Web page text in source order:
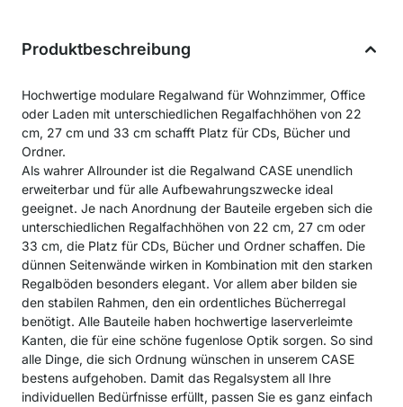
Produktbeschreibung
Hochwertige modulare Regalwand für Wohnzimmer, Office
oder Laden mit unterschiedlichen Regalfachhöhen von 22
cm, 27 cm und 33 cm schafft Platz für CDs, Bücher und
Ordner.
Als wahrer Allrounder ist die Regalwand CASE unendlich
erweiterbar und für alle Aufbewahrungszwecke ideal
geeignet. Je nach Anordnung der Bauteile ergeben sich die
unterschiedlichen Regalfachhöhen von 22 cm, 27 cm oder
33 cm, die Platz für CDs, Bücher und Ordner schaffen. Die
dünnen Seitenwände wirken in Kombination mit den starken
Regalböden besonders elegant. Vor allem aber bilden sie
den stabilen Rahmen, den ein ordentliches Bücherregal
benötigt. Alle Bauteile haben hochwertige laserverleimte
Kanten, die für eine schöne fugenlose Optik sorgen. So sind
alle Dinge, die sich Ordnung wünschen in unserem CASE
bestens aufgehoben. Damit das Regalsystem all Ihre
individuellen Bedürfnisse erfüllt, passen Sie es ganz einfach